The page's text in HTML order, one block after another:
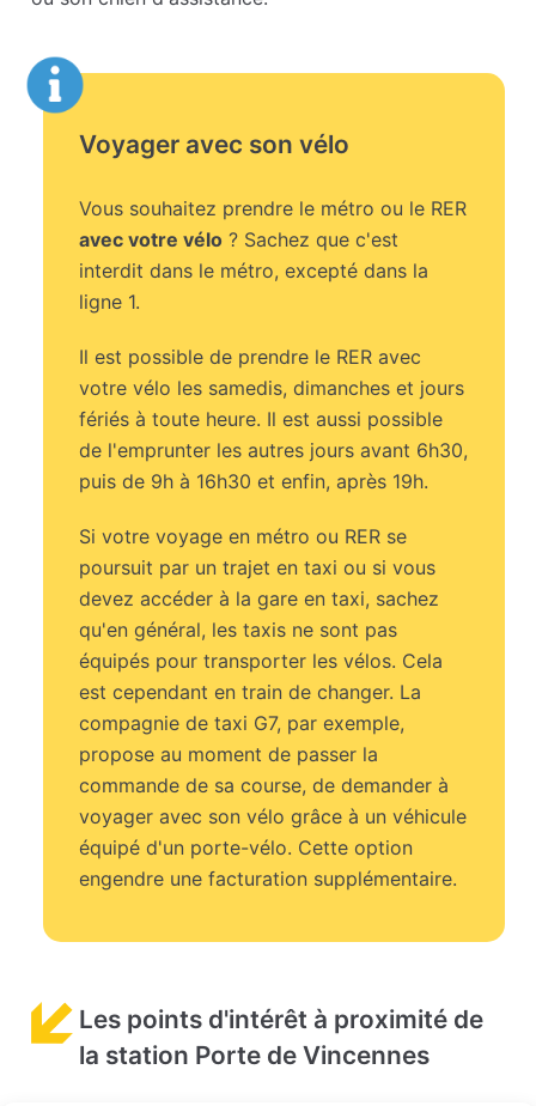
Voyager avec son vélo
Vous souhaitez prendre le métro ou le RER
avec votre vélo ? Sachez que c'est
interdit dans le métro, excepté dans la
ligne 1.
Il est possible de prendre le RER avec
votre vélo les samedis, dimanches et jours
fériés à toute heure. Il est aussi possible
de l'emprunter les autres jours avant 6h30,
puis de 9h à 16h30 et enfin, après 19h.
Si votre voyage en métro ou RER se
poursuit par un trajet en taxi ou si vous
devez accéder à la gare en taxi, sachez
qu'en général, les taxis ne sont pas
équipés pour transporter les vélos. Cela
est cependant en train de changer. La
compagnie de taxi G7, par exemple,
propose au moment de passer la
commande de sa course, de demander à
voyager avec son vélo grâce à un véhicule
équipé d'un porte-vélo. Cette option
engendre une facturation supplémentaire.
Les points d'intérêt à proximité de
la station Porte de Vincennes